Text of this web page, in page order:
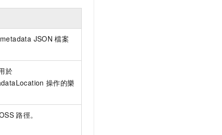
JSON 檔案
於
操作的樂
路徑。